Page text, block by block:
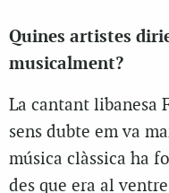
Quines artistes
musicalment?
La cantant libanesa
sens dubte em va
música clàssica ha
des que era al